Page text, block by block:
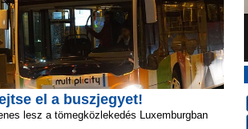
el a buszjegyet!
lesz a tömegközlekedés Luxemburgban